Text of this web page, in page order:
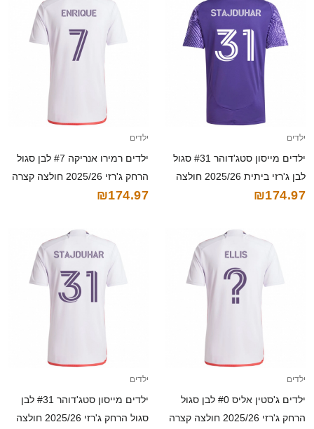
ילדים
ילדים מייסון סטג'דוהר #31 סגול
לבן ג'רזי ביתית 2025/26 חולצה
קצרה
₪174.97
ילדים
ילדים רמירו אנריקה #7 לבן סגול
הרחק ג'רזי 2025/26 חולצה קצרה
₪174.97
ילדים
ילדים ג'סטין אליס #0 לבן סגול
הרחק ג'רזי 2025/26 חולצה קצרה
ילדים
ילדים מייסון סטג'דוהר #31 לבן
סגול הרחק ג'רזי 2025/26 חולצה